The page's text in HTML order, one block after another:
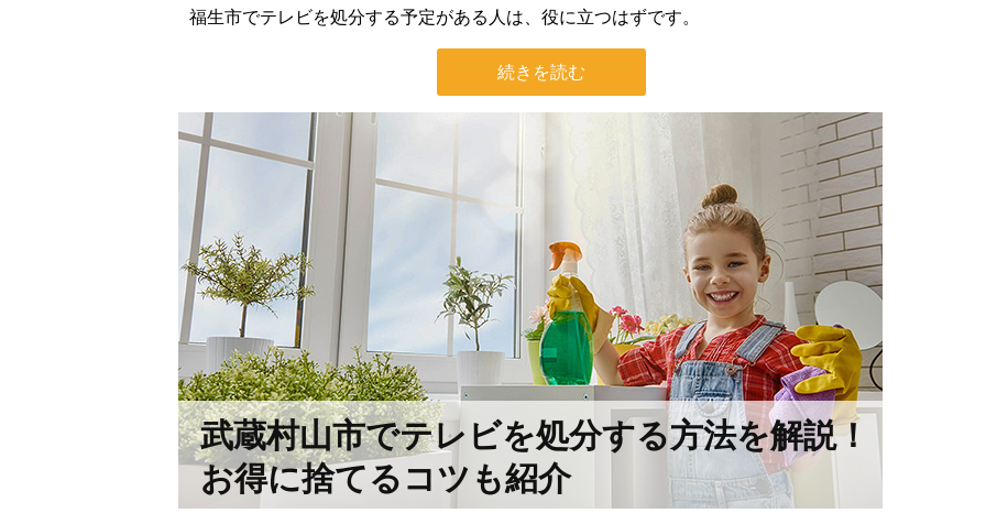
福生市でテレビを処分する予定がある人は、役に立つはずです。
続きを読む
武蔵村山市でテレビを処分する方法を解説！
お得に捨てるコツも紹介